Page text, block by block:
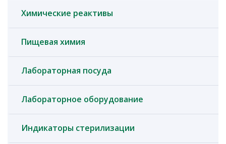
Химические реактивы
Пищевая химия
Лабораторная посуда
Лабораторное оборудование
Индикаторы стерилизации